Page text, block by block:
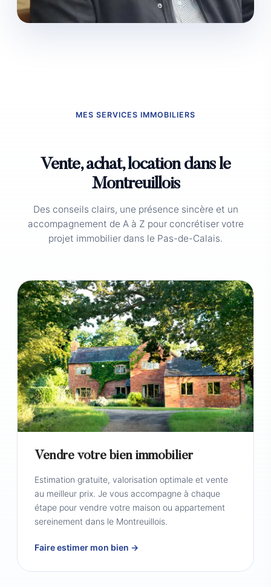
MES SERVICES IMMOBILIERS
Vente, achat, location dans le
Montreuillois
Des conseils clairs, une présence sincère et un
accompagnement de A à Z pour concrétiser votre
projet immobilier dans le Pas-de-Calais.
Vendre votre bien immobilier
Estimation gratuite, valorisation optimale et vente
au meilleur prix. Je vous accompagne à chaque
étape pour vendre votre maison ou appartement
sereinement dans le Montreuillois.
Faire estimer mon bien →